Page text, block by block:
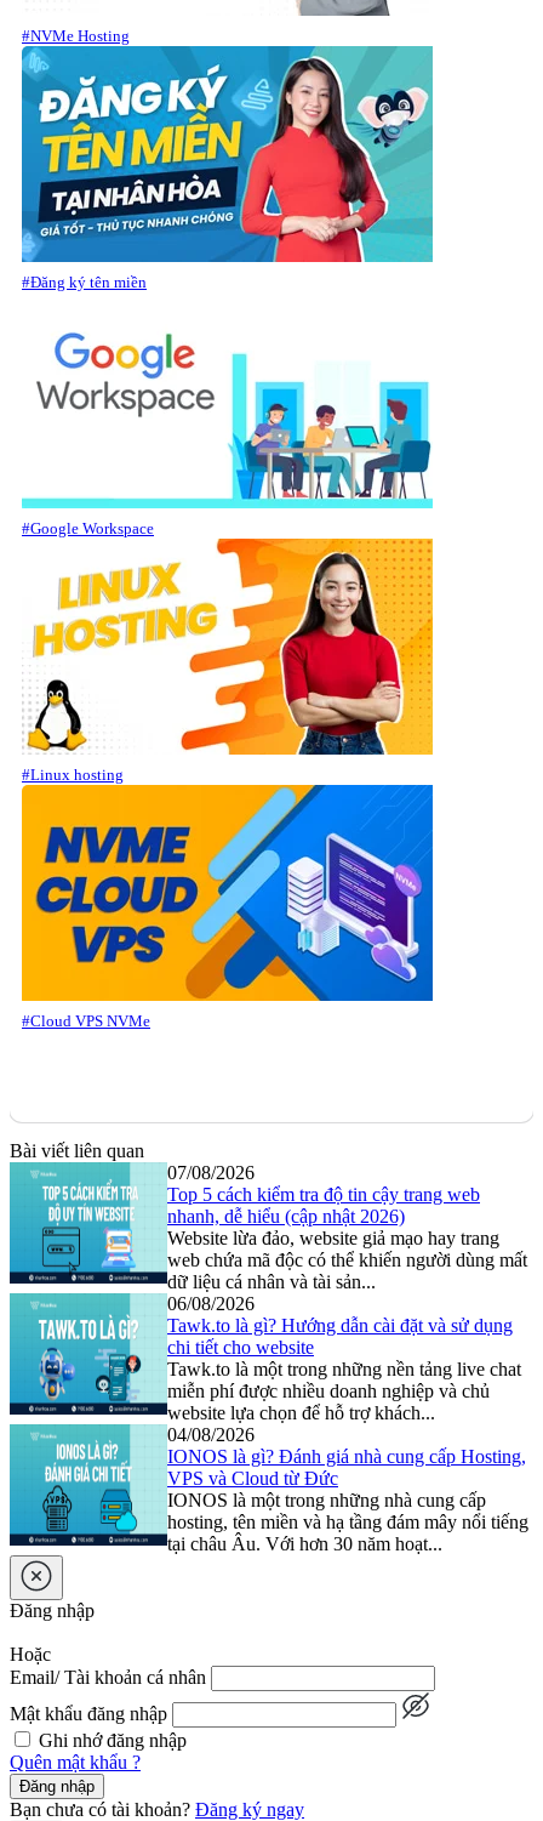
#NVMe Hosting
#Đăng ký tên miền
#Google Workspace
#Linux hosting
#Cloud VPS NVMe
Bài viết liên quan
07/08/2026
Top 5 cách kiểm tra độ tin cậy trang web
nhanh, dễ hiểu (cập nhật 2026)
Website lừa đảo, website giả mạo hay trang
web chứa mã độc có thể khiến người dùng mất
dữ liệu cá nhân và tài sản...
06/08/2026
Tawk.to là gì? Hướng dẫn cài đặt và sử dụng
chi tiết cho website
Tawk.to là một trong những nền tảng live chat
miễn phí được nhiều doanh nghiệp và chủ
website lựa chọn để hỗ trợ khách...
04/08/2026
IONOS là gì? Đánh giá nhà cung cấp Hosting,
VPS và Cloud từ Đức
IONOS là một trong những nhà cung cấp
hosting, tên miền và hạ tầng đám mây nổi tiếng
tại châu Âu. Với hơn 30 năm hoạt...
Đăng nhập
Hoặc
Email/ Tài khoản cá nhân
Mật khẩu đăng nhập
Ghi nhớ đăng nhập
Quên mật khẩu ?
Đăng nhập
Bạn chưa có tài khoản? Đăng ký ngay